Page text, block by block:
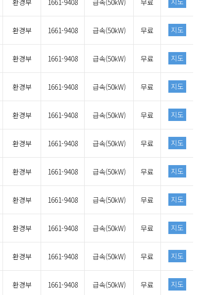
환경부 1661-9408 급속(50kW) 무료
환경부 1661-9408 급속(50kW) 무료 지도
환경부 1661-9408 급속(50kW) 무료 지도
환경부 1661-9408 급속(50kW) 무료 지도
환경부 1661-9408 급속(50kW) 무료 지도
환경부 1661-9408 급속(50kW) 무료 지도
환경부 1661-9408 급속(50kW) 무료 지도
환경부 1661-9408 급속(50kW) 무료 지도
환경부 1661-9408 급속(50kW) 무료 지도
환경부 1661-9408 급속(50kW) 무료 지도
환경부 1661-9408 급속(50kW) 무료 지도